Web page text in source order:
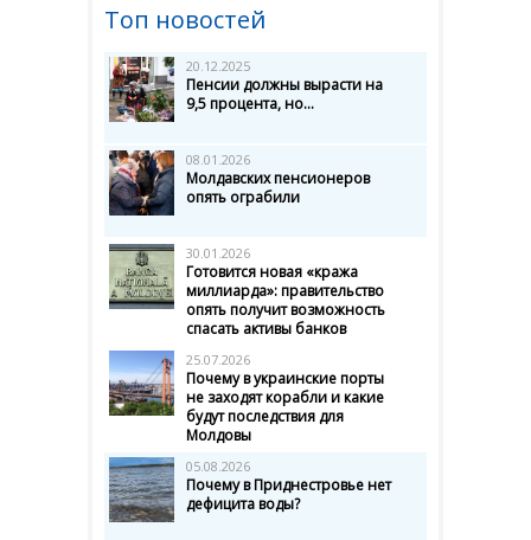
Топ новостей
20.12.2025
Пенсии должны вырасти на
9,5 процента, но...
08.01.2026
Молдавских пенсионеров
опять ограбили
30.01.2026
Готовится новая «кража
миллиарда»: правительство
опять получит возможность
спасать активы банков
25.07.2026
Почему в украинские порты
не заходят корабли и какие
будут последствия для
Молдовы
05.08.2026
Почему в Приднестровье нет
дефицита воды?